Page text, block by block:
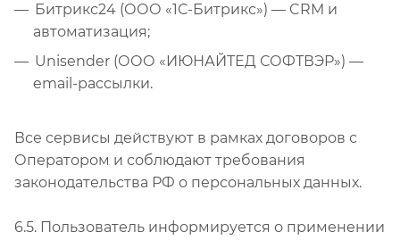
Битрикс24 (ООО «1С-Битрикс») — CRM и
автоматизация;
Unisender (ООО «ИЮНАЙТЕД СОФТВЭР») —
email-рассылки.
Все сервисы действуют в рамках договоров с
Оператором и соблюдают требования
законодательства РФ о персональных данных.
6.5. Пользователь информируется о применении